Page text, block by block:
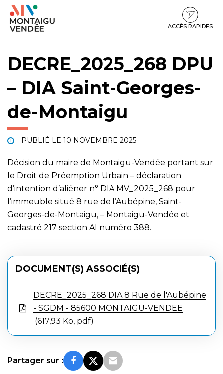
Gestion des traceurs
Aller
Aller
contenu
Aller
pied
ACCÈS RAPIDES
DECRE_2025_268 DPU
– DIA Saint-Georges-
de-Montaigu
PUBLIÉ LE 10 NOVEMBRE 2025
Décision du maire de Montaigu-Vendée portant sur
le Droit de Préemption Urbain – déclaration
d’intention d’aliéner n° DIA MV_2025_268 pour
l’immeuble situé 8 rue de l’Aubépine, Saint-
Georges-de-Montaigu, – Montaigu-Vendée et
cadastré 217 section AI numéro 388.
DOCUMENT(S) ASSOCIÉ(S)
DECRE_2025_268 DIA 8 Rue de l'Aubépine
- SGDM - 85600 MONTAIGU-VENDEE
617,93 Ko, pdf
Partager sur :